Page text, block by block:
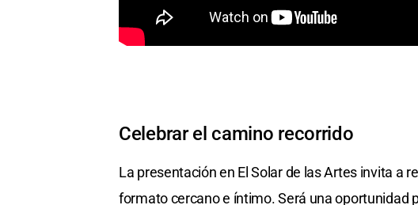
Celebrar el camino recorrido
La presentación en El Solar de las Artes invita a
formato cercano e íntimo. Será una oportunidad